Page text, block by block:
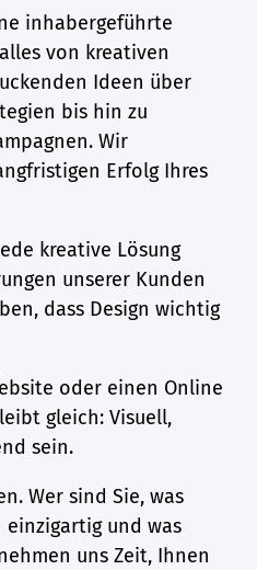
inhabergeführte
von kreativen
Ideen über
bis hin zu
Wir
Erfolg Ihres
kreative Lösung
unserer Kunden
dass Design wichtig
oder einen Online
gleich: Visuell,
sein.
Wer sind Sie, was
und was
uns Zeit, Ihnen